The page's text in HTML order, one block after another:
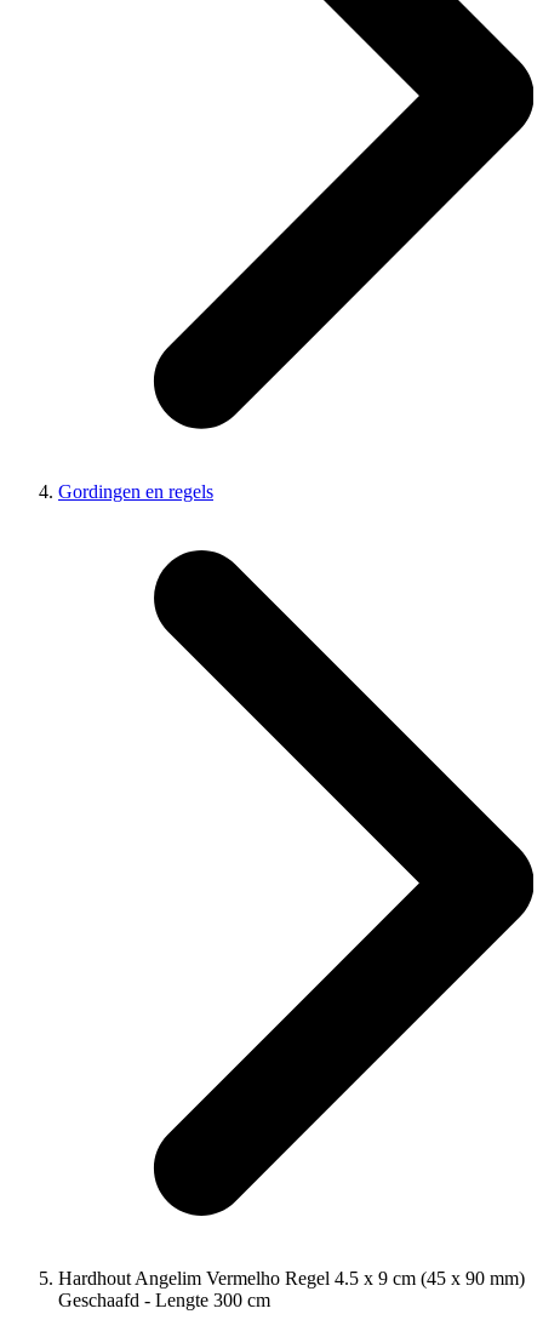
Gordingen en regels
Hardhout Angelim Vermelho Regel 4.5 x 9 cm (45 x 90 mm)
Geschaafd - Lengte 300 cm